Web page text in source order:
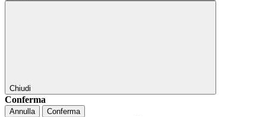
Chiudi
Conferma
Annulla Conferma